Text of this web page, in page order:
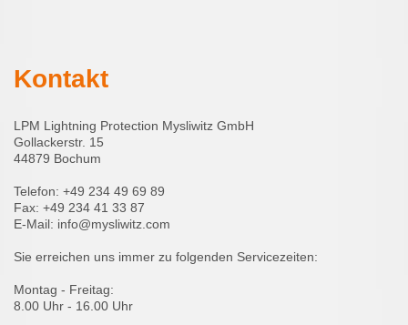
Kontakt
LPM Lightning Protection Mysliwitz GmbH
Gollackerstr. 15
44879 Bochum
Telefon: +49 234 49 69 89
Fax: +49 234 41 33 87
E-Mail: info@mysliwitz.com
Sie erreichen uns immer zu folgenden Servicezeiten:
Montag - Freitag:
8.00 Uhr - 16.00 Uhr